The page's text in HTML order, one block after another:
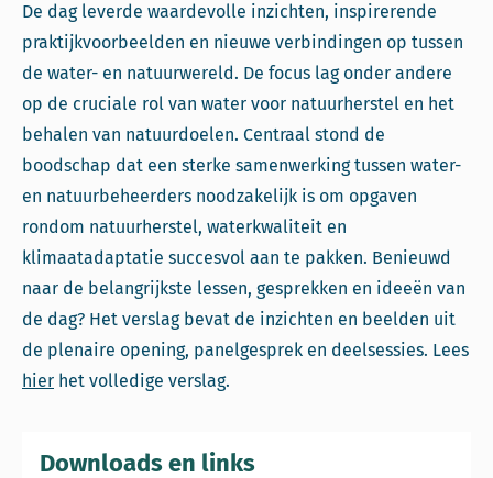
De dag leverde waardevolle inzichten, inspirerende
praktijkvoorbeelden en nieuwe verbindingen op tussen
de water- en natuurwereld. De focus lag onder andere
op de cruciale rol van water voor natuurherstel en het
behalen van natuurdoelen. Centraal stond de
boodschap dat een sterke samenwerking tussen water-
en natuurbeheerders noodzakelijk is om opgaven
rondom natuurherstel, waterkwaliteit en
klimaatadaptatie succesvol aan te pakken. Benieuwd
naar de belangrijkste lessen, gesprekken en ideeën van
de dag? Het verslag bevat de inzichten en beelden uit
de plenaire opening, panelgesprek en deelsessies. Lees
hier het volledige verslag.
Downloads en links